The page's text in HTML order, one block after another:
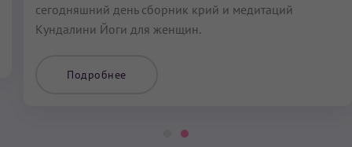
сегодняшний день сборник крий и медитаций
Кундалини Йоги для женщин.
Подробнее